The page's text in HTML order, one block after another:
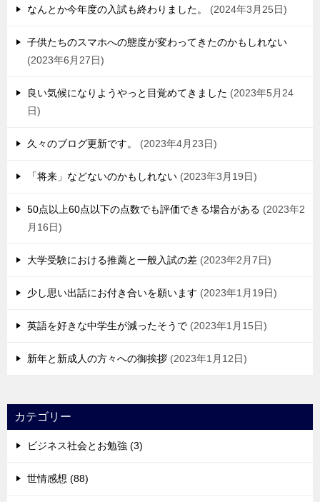
なんとか今年度の入試も終わりました。 2024年3月25日
子供たちのスマホへの態度が変わってきたのかもしれない
2023年6月27日
良い気候になりようやっと目覚めてきました
2023年5月24
日
久々のブログ更新です。 2023年4月23日
「将来」などないのかもしれない 2023年3月19日
50点以上60点以下の点数でも評価できる場合がある
2023年2
月16日
大学受験における推薦と一般入試の差 2023年2月7日
少し思い出話にお付き合いを願います 2023年1月19日
英語を好きな中学生が減ったそうで 2023年1月15日
新年と新成人の方々への御挨拶 2023年1月12日
カテゴリー
ビジネス社会とお勉強 (3)
世情感想 (88)